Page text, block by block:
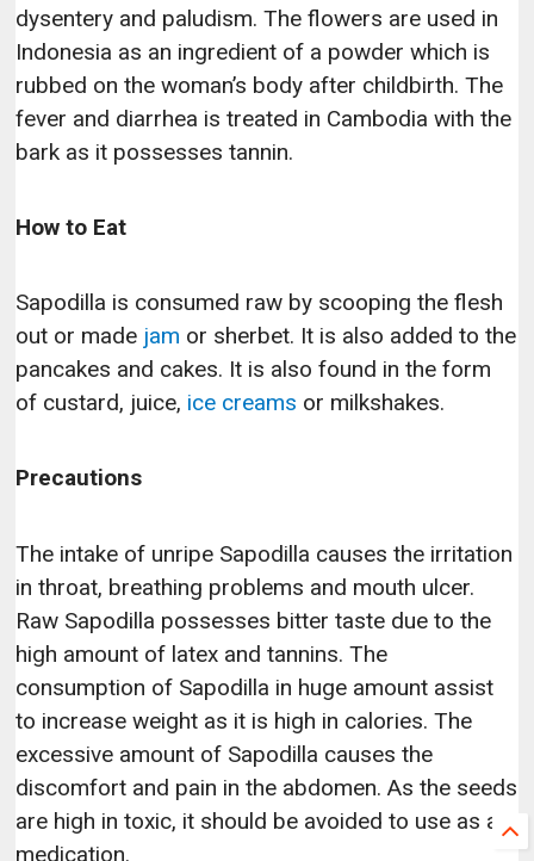
dysentery and paludism. The flowers are used in
Indonesia as an ingredient of a powder which is
rubbed on the woman’s body after childbirth. The
fever and diarrhea is treated in Cambodia with the
bark as it possesses tannin.
How to Eat
Sapodilla is consumed raw by scooping the flesh
out or made jam or sherbet. It is also added to the
pancakes and cakes. It is also found in the form
of custard, juice, ice creams or milkshakes.
Precautions
The intake of unripe Sapodilla causes the irritation
in throat, breathing problems and mouth ulcer.
Raw Sapodilla possesses bitter taste due to the
high amount of latex and tannins. The
consumption of Sapodilla in huge amount assist
to increase weight as it is high in calories. The
excessive amount of Sapodilla causes the
discomfort and pain in the abdomen. As the seeds
are high in toxic, it should be avoided to use as a
medication.